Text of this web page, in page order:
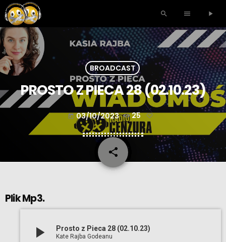
search menu play_arrow
BROADCAST
PROSTO Z PIECA 28 (02.10.23)
today 03/10/2023 25
share
email
Plik Mp3.
play_arrow Prosto z Pieca 28 (02.10.23)
Kate Rajba Godeanu